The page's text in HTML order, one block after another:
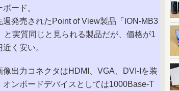
ボード。
発売されたPoint of View製品「ION-MB3
と実質同じと見られる製品だが、価格が1
近く安い。
出力コネクタはHDMI、VGA、DVI-Iを装
オンボードデバイスとしては1000Base-T